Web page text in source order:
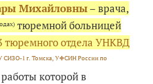
Михайловны– врача,
тюремной больницей
отдела УНКВД
СИЗО-1 г. Томска, УФСИН России по
которой в